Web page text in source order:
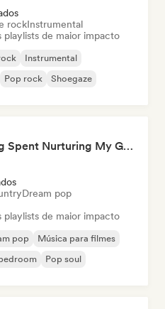
rockInstrumental
playlists de maior impacto
Instrumental
Pop rock Shoegaze
Pov: A Morning Spent Nurturing My Garden
Dream pop
playlists de maior impacto
pop
Música para filmes
Pop soul